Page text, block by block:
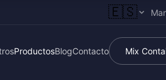
🇪🇸
ProductosBlogContacto Mix